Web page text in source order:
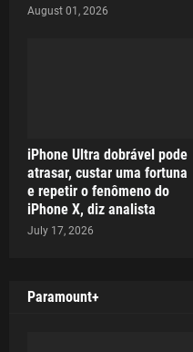
August 01, 2026
iPhone Ultra dobrável pode
atrasar, custar uma fortuna
e repetir o fenômeno do
iPhone X, diz analista
July 17, 2026
Paramount+